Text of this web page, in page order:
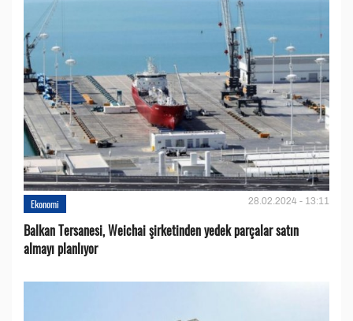
Ekonomi 28.02.2024 - 13:11
Balkan Tersanesi, Weichai şirketinden yedek parçalar satın
almayı planlıyor